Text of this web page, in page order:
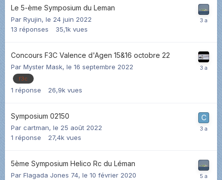
Le 5-ème Symposium du Leman
Par Ryujin, le 24 juin 2022
13 réponses 35,1k vues
Concours F3C Valence d'Agen 15&16 octobre 22
Par Myster Mask, le 16 septembre 2022
f3c
1 réponse 26,9k vues
Symposium 02150
Par cartman, le 25 août 2022
1 réponse 27,4k vues
5ème Symposium Helico Rc du Léman
Par Flagada Jones 74, le 10 février 2020